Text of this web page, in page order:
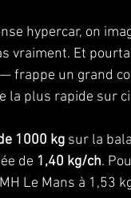
hypercar, on
vraiment. Et
frappe un grand
la plus rapide sur
1000 kg sur la
de 1,40 kg/ch.
Le Mans à 1,53